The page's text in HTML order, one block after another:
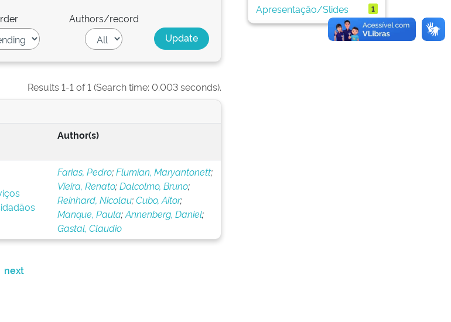
Authors/record
Results 1-1 of 1 (Search time: 0.003 seconds).
Author(s)
Farias, Pedro;Flumian, Maryantonett;
Vieira, Renato;Dalcolmo, Bruno;
Reinhard, Nicolau;Cubo, Aitor;
Manque, Paula;Annenberg, Daniel;
Gastal, Claudio
next
Apresentação/Slides
1